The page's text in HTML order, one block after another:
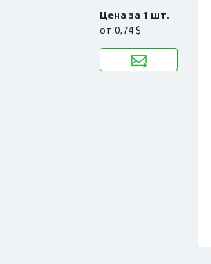
Цена за 1 шт.
от 0,74 $